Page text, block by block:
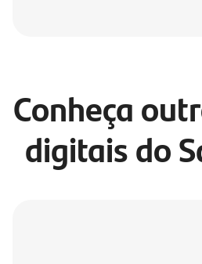
Conheça
digitais do